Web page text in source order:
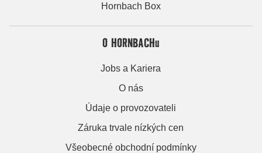
Hornbach Box
O HORNBACHu
Jobs a Kariera
O nás
Údaje o provozovateli
Záruka trvale nízkých cen
Všeobecné obchodní podmínky